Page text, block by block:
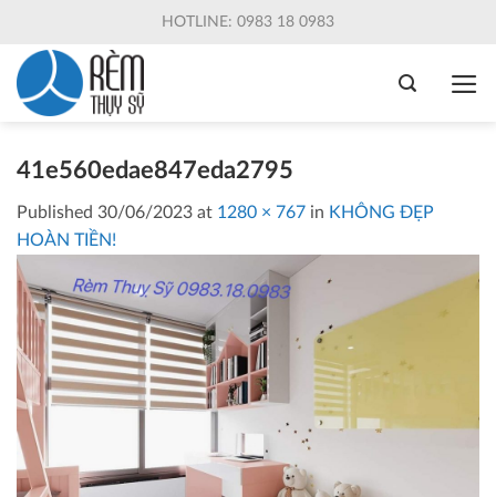
content
HOTLINE: 0983 18 0983
41e560edae847eda2795
Published 30/06/2023 at 1280 × 767 in KHÔNG ĐẸP
HOÀN TIỀN!